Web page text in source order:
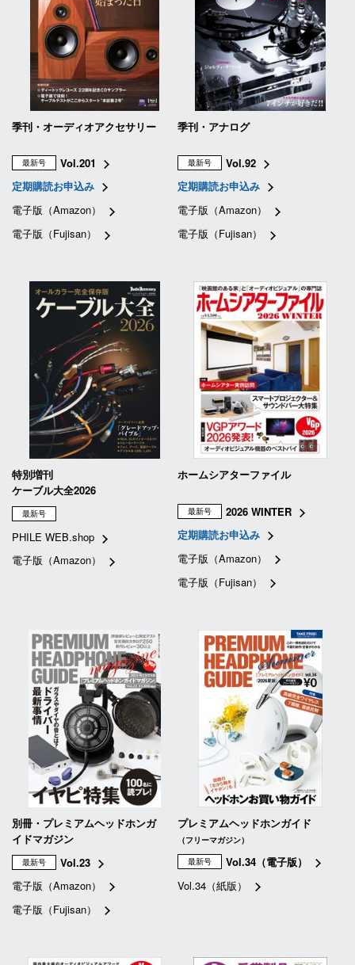
季刊・オーディオアクセサリー
最新号
Vol.201
定期購読お申込み
電子版（Amazon）
電子版（Fujisan）
季刊・アナログ
最新号
Vol.92
定期購読お申込み
電子版（Amazon）
電子版（Fujisan）
特別増刊
ケーブル大全2026
最新号
PHILE WEB.shop
電子版（Amazon）
ホームシアターファイル
最新号
2026 WINTER
定期購読お申込み
電子版（Amazon）
電子版（Fujisan）
別冊・プレミアムヘッドホンガ
イドマガジン
最新号
Vol.23
電子版（Amazon）
電子版（Fujisan）
プレミアムヘッドホンガイド
（フリーマガジン）
最新号
Vol.34（電子版）
Vol.34（紙版）